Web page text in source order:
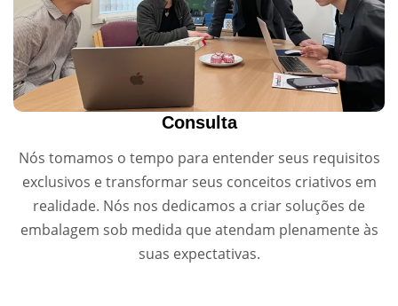
Consulta
Nós tomamos o tempo para entender seus requisitos
exclusivos e transformar seus conceitos criativos em
realidade. Nós nos dedicamos a criar soluções de
embalagem sob medida que atendam plenamente às
suas expectativas.